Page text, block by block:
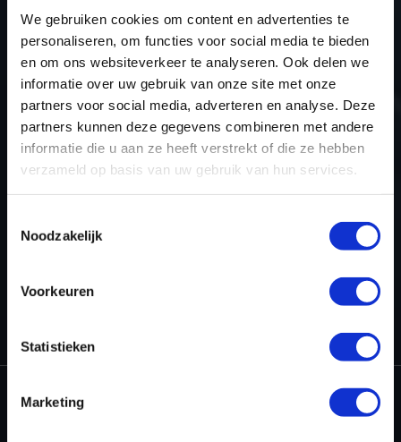
We gebruiken cookies om content en advertenties te
personaliseren, om functies voor social media te bieden
en om ons websiteverkeer te analyseren. Ook delen we
informatie over uw gebruik van onze site met onze
partners voor social media, adverteren en analyse. Deze
partners kunnen deze gegevens combineren met andere
informatie die u aan ze heeft verstrekt of die ze hebben
verzameld op basis van uw gebruik van hun services.
Noodzakelijk
Voorkeuren
Statistieken
Marketing
Standaard koppel: 770nm
Stage 1 koppel: 950nm
ECU: Bosch MG1CS008
Uitleesmethode: AutoTuner OBD